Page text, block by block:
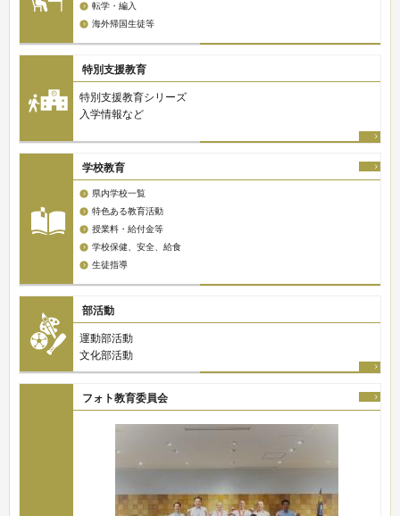
転学・編入
海外帰国生徒等
特別支援教育
特別支援教育シリーズ
入学情報など
学校教育
県内学校一覧
特色ある教育活動
授業料・給付金等
学校保健、安全、給食
生徒指導
部活動
運動部活動
文化部活動
フォト教育委員会